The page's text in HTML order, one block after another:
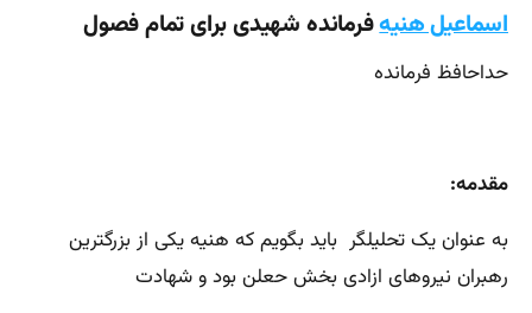
اسماعیل هنیهفرمانده شهیدی برای تمام فصول
حداحافظ فرمانده
مقدمه:
به عنوان یک تحلیلگر باید بگویم که هنیه یکی از بزرگترین
رهبران نیروهای ازادی بخش حعلن بود و شهادت